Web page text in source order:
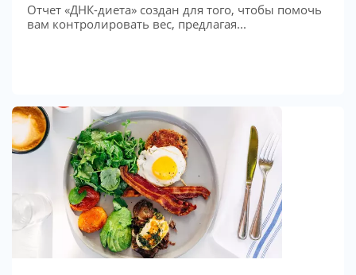
Отчет «ДНК-диета» создан для того, чтобы помочь
вам контролировать вес, предлагая...